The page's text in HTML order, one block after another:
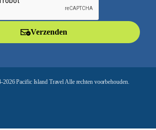
Verzenden
Pacific Island Travel Alle rechten voorbehouden.